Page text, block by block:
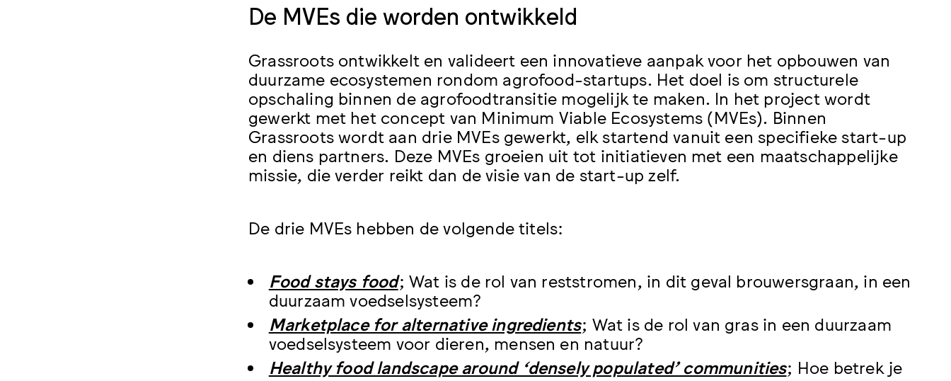
De MVEs die worden ontwikkeld
Grassroots ontwikkelt en valideert een innovatieve aanpak voor het opbouwen van
duurzame ecosystemen rondom agrofood-startups. Het doel is om structurele
opschaling binnen de agrofoodtransitie mogelijk te maken. In het project wordt
gewerkt met het concept van Minimum Viable Ecosystems (MVEs). Binnen
Grassroots wordt aan drie MVEs gewerkt, elk startend vanuit een specifieke start-up
en diens partners. Deze MVEs groeien uit tot initiatieven met een maatschappelijke
missie, die verder reikt dan de visie van de start-up zelf.
De drie MVEs hebben de volgende titels:
Food stays food; Wat is de rol van reststromen, in dit geval brouwersgraan, in een
duurzaam voedselsysteem?
Marketplace for alternative ingredients; Wat is de rol van gras in een duurzaam
voedselsysteem voor dieren, mensen en natuur?
Healthy food landscape around ‘densely populated’ communities; Hoe betrek je